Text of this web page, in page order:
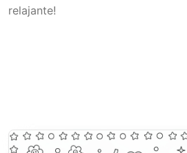
relajante!